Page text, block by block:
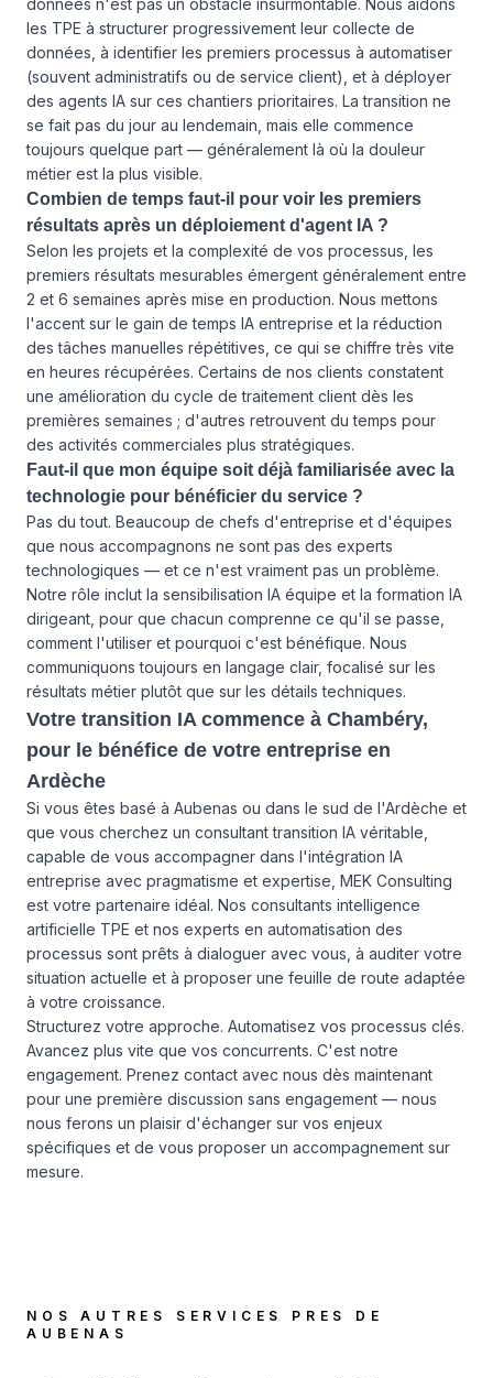
données n'est pas un obstacle insurmontable. Nous aidons
les TPE à structurer progressivement leur collecte de
données, à identifier les premiers processus à automatiser
(souvent administratifs ou de service client), et à déployer
des agents IA sur ces chantiers prioritaires. La transition ne
se fait pas du jour au lendemain, mais elle commence
toujours quelque part — généralement là où la douleur
métier est la plus visible.
Combien de temps faut-il pour voir les premiers
résultats après un déploiement d'agent IA ?
Selon les projets et la complexité de vos processus, les
premiers résultats mesurables émergent généralement entre
2 et 6 semaines après mise en production. Nous mettons
l'accent sur le gain de temps IA entreprise et la réduction
des tâches manuelles répétitives, ce qui se chiffre très vite
en heures récupérées. Certains de nos clients constatent
une amélioration du cycle de traitement client dès les
premières semaines ; d'autres retrouvent du temps pour
des activités commerciales plus stratégiques.
Faut-il que mon équipe soit déjà familiarisée avec la
technologie pour bénéficier du service ?
Pas du tout. Beaucoup de chefs d'entreprise et d'équipes
que nous accompagnons ne sont pas des experts
technologiques — et ce n'est vraiment pas un problème.
Notre rôle inclut la sensibilisation IA équipe et la formation IA
dirigeant, pour que chacun comprenne ce qu'il se passe,
comment l'utiliser et pourquoi c'est bénéfique. Nous
communiquons toujours en langage clair, focalisé sur les
résultats métier plutôt que sur les détails techniques.
Votre transition IA commence à Chambéry,
pour le bénéfice de votre entreprise en
Ardèche
Si vous êtes basé à Aubenas ou dans le sud de l'Ardèche et
que vous cherchez un consultant transition IA véritable,
capable de vous accompagner dans l'intégration IA
entreprise avec pragmatisme et expertise, MEK Consulting
est votre partenaire idéal. Nos consultants intelligence
artificielle TPE et nos experts en automatisation des
processus sont prêts à dialoguer avec vous, à auditer votre
situation actuelle et à proposer une feuille de route adaptée
à votre croissance.
Structurez votre approche. Automatisez vos processus clés.
Avancez plus vite que vos concurrents. C'est notre
engagement. Prenez contact avec nous dès maintenant
pour une première discussion sans engagement — nous
nous ferons un plaisir d'échanger sur vos enjeux
spécifiques et de vous proposer un accompagnement sur
mesure.
NOS AUTRES SERVICES PRES DE
AUBENAS